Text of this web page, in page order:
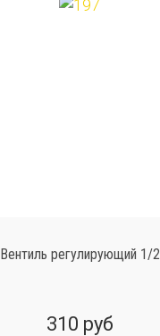
Вентиль регулирующий 1/2
310 руб